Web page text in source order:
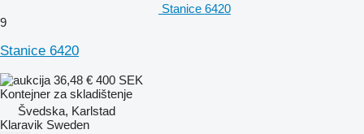
Stanice 6420
9
Stanice 6420
36,48 € 400 SEK
Kontejner za skladištenje
Švedska, Karlstad
Klaravik Sweden